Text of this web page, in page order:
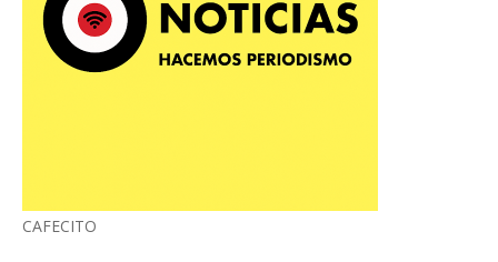
CAFECITO